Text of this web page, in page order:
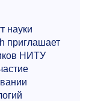
науки
приглашает
НИТУ